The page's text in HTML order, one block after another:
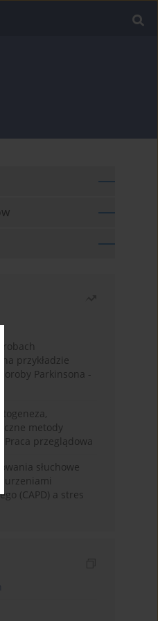
przykładzie
Parkinsona -
metody
Praca przeglądowa
słuchowe
(CAPD) a stres